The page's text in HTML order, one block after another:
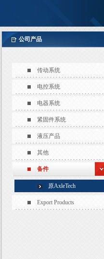
公司产品
传动系统
电控系统
电器系统
紧固件系统
液压产品
其他
备件
原AxleTech
Export Products